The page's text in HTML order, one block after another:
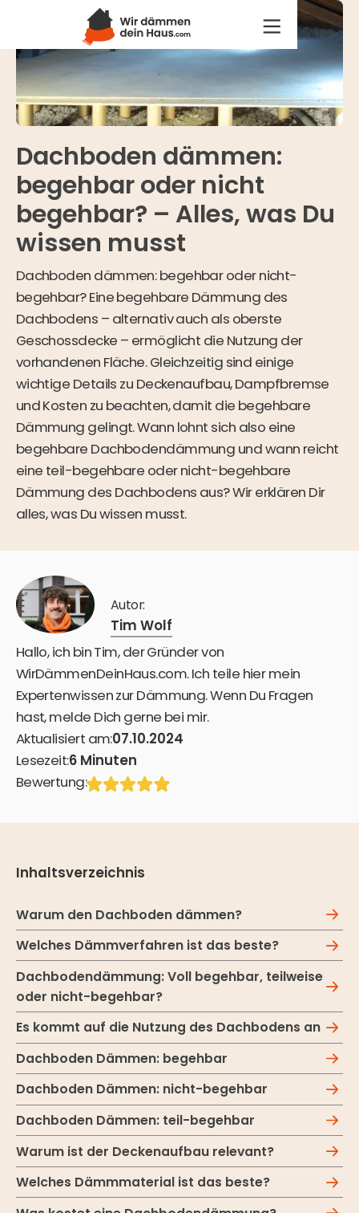
Dachboden dämmen:
begehbar oder nicht
begehbar? – Alles, was Du
wissen musst
Dachboden dämmen: begehbar oder nicht-
begehbar? Eine begehbare Dämmung des
Dachbodens – alternativ auch als oberste
Geschossdecke – ermöglicht die Nutzung der
vorhandenen Fläche. Gleichzeitig sind einige
wichtige Details zu Deckenaufbau, Dampfbremse
und Kosten zu beachten, damit die begehbare
Dämmung gelingt. Wann lohnt sich also eine
begehbare Dachbodendämmung und wann reicht
eine teil-begehbare oder nicht-begehbare
Dämmung des Dachbodens aus? Wir erklären Dir
alles, was Du wissen musst.
Autor:
Tim Wolf
Hallo, ich bin Tim, der Gründer von
WirDämmenDeinHaus.com. Ich teile hier mein
Expertenwissen zur Dämmung. Wenn Du Fragen
hast, melde Dich gerne bei mir.
Aktualisiert am:07.10.2024
Lesezeit:6Minuten
Bewertung:
Inhaltsverzeichnis
Warum den Dachboden dämmen?
Welches Dämmverfahren ist das beste?
Dachbodendämmung: Voll begehbar, teilweise
oder nicht-begehbar?
Es kommt auf die Nutzung des Dachbodens an
Dachboden Dämmen: begehbar
Dachboden Dämmen: nicht-begehbar
Dachboden Dämmen: teil-begehbar
Warum ist der Deckenaufbau relevant?
Welches Dämmmaterial ist das beste?